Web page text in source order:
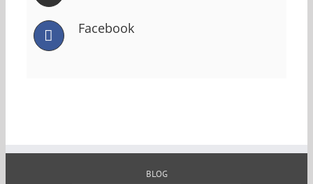
Facebook
BLOG